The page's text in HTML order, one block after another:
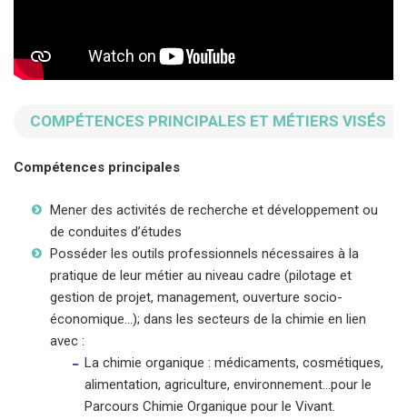
COMPÉTENCES PRINCIPALES ET MÉTIERS VISÉS
Compétences principales
Mener des activités de recherche et développement ou
de conduites d’études
Posséder les outils professionnels nécessaires à la
pratique de leur métier au niveau cadre (pilotage et
gestion de projet, management, ouverture socio-
économique...); dans les secteurs de la chimie en lien
avec :
La chimie organique : médicaments, cosmétiques,
alimentation, agriculture, environnement…pour le
Parcours Chimie Organique pour le Vivant.